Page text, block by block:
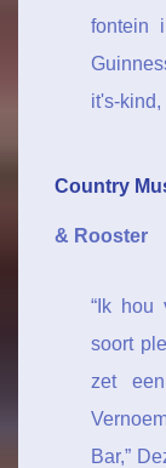
fontein
it's-
Country
& Rooster
“Ik hou
soort
zet
Bar,”